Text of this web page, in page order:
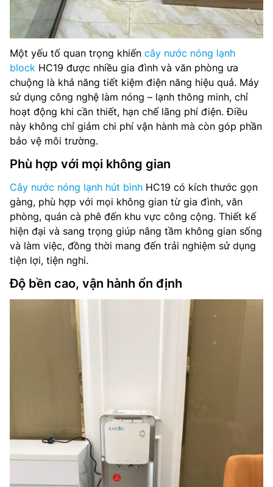
Một yếu tố quan trọng khiến cây nước nóng lạnh
block HC19 được nhiều gia đình và văn phòng ưa
chuộng là khả năng tiết kiệm điện năng hiệu quả. Máy
sử dụng công nghệ làm nóng – lạnh thông minh, chỉ
hoạt động khi cần thiết, hạn chế lãng phí điện. Điều
này không chỉ giảm chi phí vận hành mà còn góp phần
bảo vệ môi trường.
Phù hợp với mọi không gian
Cây nước nóng lạnh hút bình HC19 có kích thước gọn
gàng, phù hợp với mọi không gian từ gia đình, văn
phòng, quán cà phê đến khu vực công cộng. Thiết kế
hiện đại và sang trọng giúp nâng tầm không gian sống
và làm việc, đồng thời mang đến trải nghiệm sử dụng
tiện lợi, tiện nghi.
Độ bền cao, vận hành ổn định